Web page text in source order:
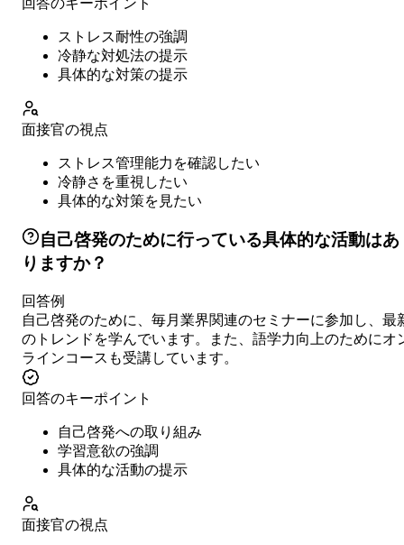
ストレス耐性の強調
冷静な対処法の提示
具体的な対策の提示
面接官の視点
ストレス管理能力を確認したい
冷静さを重視したい
具体的な対策を見たい
自己啓発のために行っている具体的な活動はあ
りますか？
回答例
自己啓発のために、毎月業界関連のセミナーに参加し、最
のトレンドを学んでいます。また、語学力向上のためにオ
ラインコースも受講しています。
回答のキーポイント
自己啓発への取り組み
学習意欲の強調
具体的な活動の提示
面接官の視点